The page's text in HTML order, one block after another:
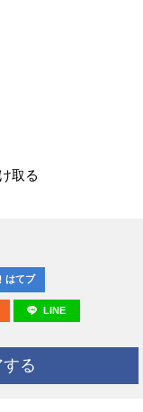
取る
はてブ
LINE
る